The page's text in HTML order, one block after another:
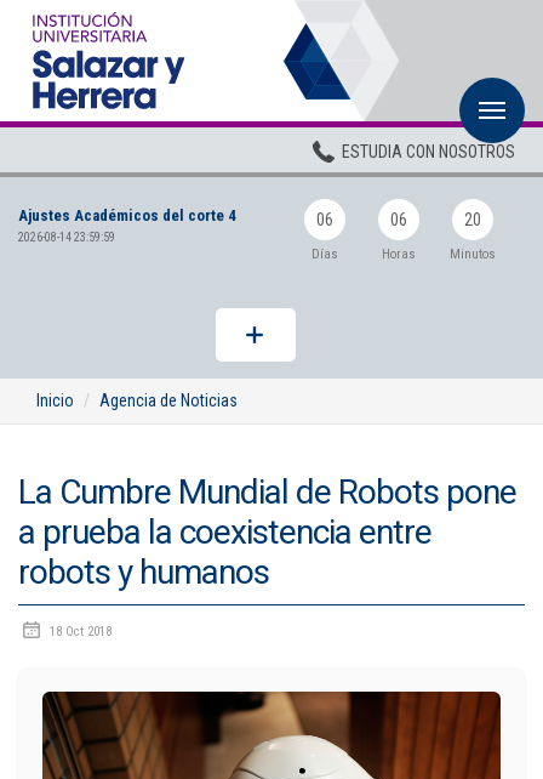
ESTUDIA CON NOSOTROS
Ajustes Académicos del corte 4
2026-08-14 23:59:59
06
Días
06
Horas
20
Minutos
Inicio Agencia de Noticias
La Cumbre Mundial de Robots pone
a prueba la coexistencia entre
robots y humanos
18 Oct 2018
Pregrados
Planta Docente
ADMISIONES
BIENESTAR
Centros
BIBLIOTECA
IDIOMAS
Pastoral
CARTERA